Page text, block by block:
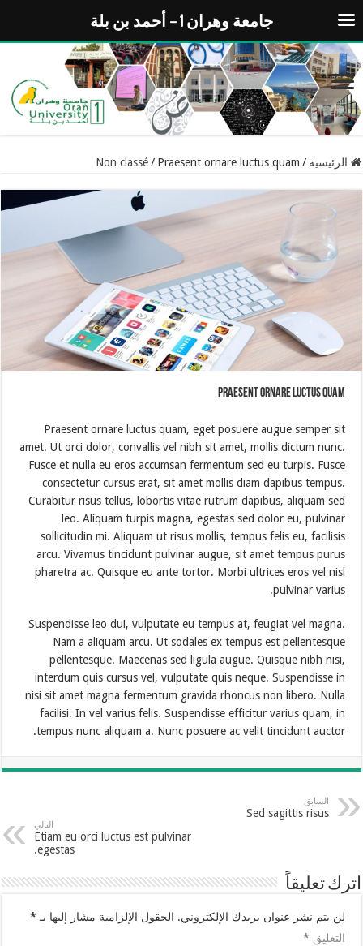
الرئيسية /
Non classé / Praesent ornare luctus quam
Praesent ornare luctus quam
Praesent ornare luctus quam, eget posuere augue semper sit
amet. Ut orci dolor, convallis vel nibh sit amet, mollis dictum nunc.
Fusce et nulla eu eros accumsan fermentum sed eu turpis. Fusce
consectetur cursus erat, sit amet mollis diam dapibus tempus.
Curabitur risus tellus, lobortis vitae rutrum dapibus, aliquam sed
leo. Aliquam turpis magna, egestas sed dolor eu, pulvinar
sollicitudin mi. Aliquam ut risus mollis, tempus felis eu, facilisis
arcu. Vivamus tincidunt pulvinar augue, sit amet tempus purus
pharetra ac. Quisque eu ante tortor. Morbi ultrices eros vel nisl
pulvinar varius.
Suspendisse leo dui, vulputate eu tempus at, feugiat vel magna.
Nam a aliquam arcu. Ut sodales ex tempus est pellentesque
pellentesque. Maecenas sed ligula augue. Quisque nibh nisi,
interdum quis cursus vel, vulputate quis neque. Suspendisse in
nisi sit amet magna fermentum gravida rhoncus non libero. Nulla
facilisi. In vel varius felis. Suspendisse efficitur varius quam, in
tempus nunc aliquam a. Nunc posuere ac velit tincidunt auctor.
السابق
Sed sagittis risus
التالي
Etiam eu orci luctus est pulvinar
egestas.
اترك تعليقاً
لن يتم نشر عنوان بريدك الإلكتروني. الحقول الإلزامية مشار إليها بـ *
التعليق *
جامعة وهران 1 – أحمد بن بلة